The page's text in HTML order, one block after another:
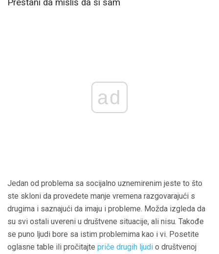
Prestani da misliš da si sam
ad
Jedan od problema sa socijalno uznemirenim jeste to što
ste skloni da provedete manje vremena razgovarajući s
drugima i saznajući da imaju i probleme. Možda izgleda da
su svi ostali uvereni u društvene situacije, ali nisu. Takođe
se puno ljudi bore sa istim problemima kao i vi. Posetite
oglasne table ili pročitajte priče drugih ljudi o društvenoj